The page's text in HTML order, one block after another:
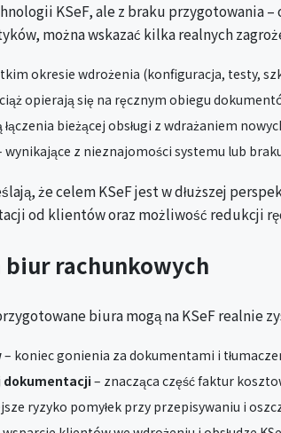
KSeF, ale z braku przygotowania
można wskazać kilka realnych
okresie wdrożenia (konfiguracja, testy,
opierają się na ręcznym obiegu
bieżącej obsługi z wdrażaniem
wynikające z nieznajomości systemu lub
że celem KSeF jest w dłuższej
od klientów oraz możliwość redukcji
biur rachunkowych
biura mogą na KSeF realnie
– koniec gonienia za dokumentami i
dokumentacji– znacząca część faktur
ryzyko pomyłek przy przepisywaniu i